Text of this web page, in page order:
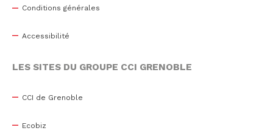
Conditions générales
Accessibilité
LES SITES DU GROUPE CCI GRENOBLE
CCI de Grenoble
Ecobiz